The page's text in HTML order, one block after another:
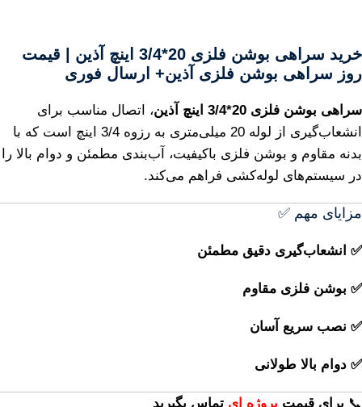
خرید سراهی بوشن فلزی 20*3/4 اینچ آذین | قیمت
روز سراهی بوشن فلزی آذین+ ارسال فوری
سراهی بوشن فلزی 20*3/4 اینچ آذین
، اتصال مناسب برای
انشعاب‌گیری از لوله 20 میلی‌متری به رزوه 3/4 اینچ است که با
بدنه مقاوم و بوشن فلزی باکیفیت، آب‌بندی مطمئن و دوام بالا را
در سیستم‌های لوله‌کشی فراهم می‌کند.
مزایای مهم ✅
✅ انشعاب‌گیری دقیق مطمئن
✅ بوشن فلزی مقاوم
✅ نصب سریع آسان
✅ دوام بالا طولانی
📞 برای قیمت پروژه ای تماس بگیرید